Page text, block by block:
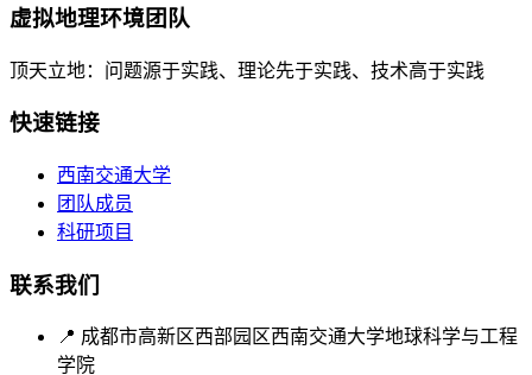
虚拟地理环境团队
顶天立地：问题源于实践、理论先于实践、技术高于实践
快速链接
西南交通大学
团队成员
科研项目
联系我们
📍 成都市高新区西部园区西南交通大学地球科学与工程
学院